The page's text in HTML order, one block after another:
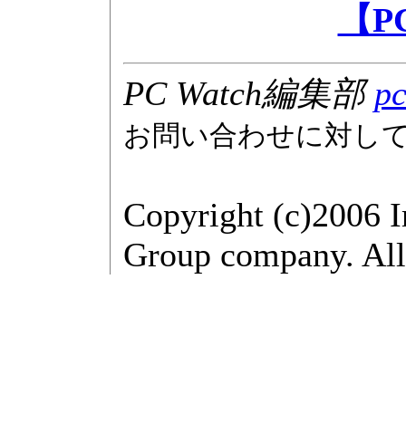
【
PC Watch編集部
お問い合わせに対し
Copyright (c)2006
Group company.